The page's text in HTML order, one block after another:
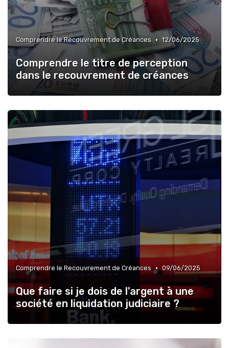
Comprendre le Recouvrement de Créances • 12/06/2025
Comprendre le titre de perception
dans le recouvrement de créances
Comprendre le Recouvrement de Créances • 09/06/2025
Que faire si je dois de l'argent à une
société en liquidation judiciaire ?